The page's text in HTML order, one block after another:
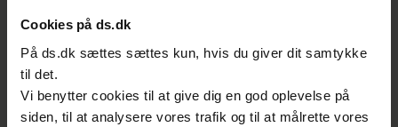
Cookies på ds.dk
På ds.dk sættes sættes kun, hvis du giver dit samtykke
til det.
Vi benytter cookies til at give dig en god oplevelse på
siden, til at analysere vores trafik og til at målrette vores
Se også